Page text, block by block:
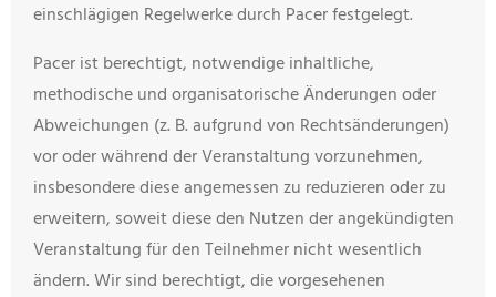
einschlägigen Regelwerke durch Pacer festgelegt.
Pacer ist berechtigt, notwendige inhaltliche,
methodische und organisatorische Änderungen oder
Abweichungen (z. B. aufgrund von Rechtsänderungen)
vor oder während der Veranstaltung vorzunehmen,
insbesondere diese angemessen zu reduzieren oder zu
erweitern, soweit diese den Nutzen der angekündigten
Veranstaltung für den Teilnehmer nicht wesentlich
ändern. Wir sind berechtigt, die vorgesehenen